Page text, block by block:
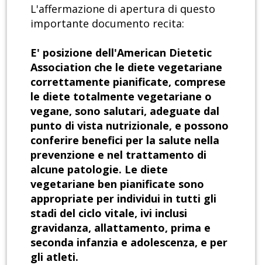
L'affermazione di apertura di questo
importante documento recita:
E' posizione dell'American Dietetic
Association che le diete vegetariane
correttamente pianificate, comprese
le diete totalmente vegetariane o
vegane, sono salutari, adeguate dal
punto di vista nutrizionale, e possono
conferire benefici per la salute nella
prevenzione e nel trattamento di
alcune patologie. Le diete
vegetariane ben pianificate sono
appropriate per individui in tutti gli
stadi del ciclo vitale, ivi inclusi
gravidanza, allattamento, prima e
seconda infanzia e adolescenza, e per
gli atleti.